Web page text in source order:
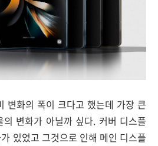
변화의 폭이 크다고 했는데 가장 큰
변화가 아닐까 싶다. 커버 디스플
있었고 그것으로 인해 메인 디스플